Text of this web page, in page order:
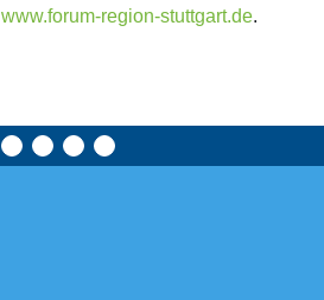
www.forum-region-stuttgart.de.